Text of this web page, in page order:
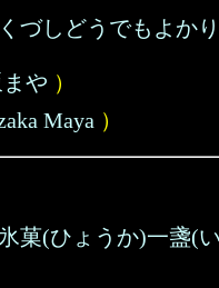
づしどうでもよか
や ）
Maya ）
菓(ひょうか)一盞(